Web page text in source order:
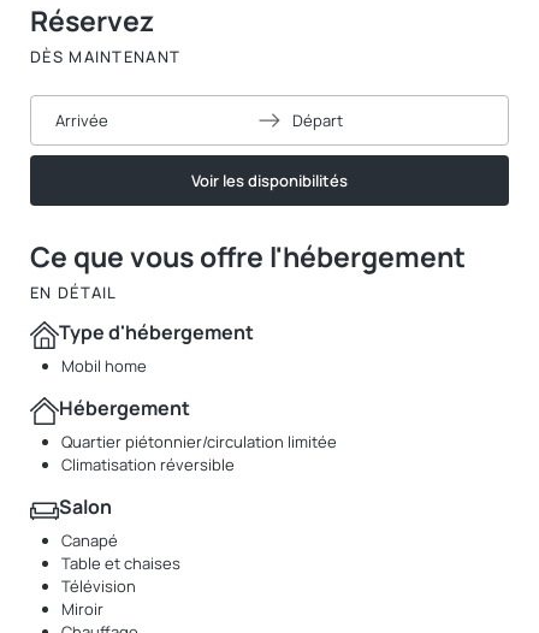
Ce que vous offre l'hébergement
EN DÉTAIL
Type d'hébergement
Mobil home
Hébergement
Quartier piétonnier/circulation limitée
Climatisation réversible
Salon
Canapé
Table et chaises
Télévision
Miroir
Réservez
DÈS MAINTENANT
Arrivée Départ
Voir les disponibilités